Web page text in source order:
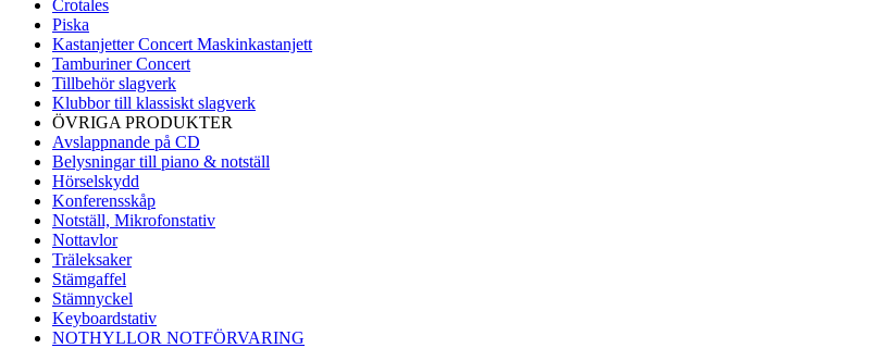
Crotales
Piska
Kastanjetter Concert Maskinkastanjett
Tamburiner Concert
Tillbehör slagverk
Klubbor till klassiskt slagverk
ÖVRIGA PRODUKTER
Avslappnande på CD
Belysningar till piano & notställ
Hörselskydd
Konferensskåp
Notställ, Mikrofonstativ
Nottavlor
Träleksaker
Stämgaffel
Stämnyckel
Keyboardstativ
NOTHYLLOR NOTFÖRVARING